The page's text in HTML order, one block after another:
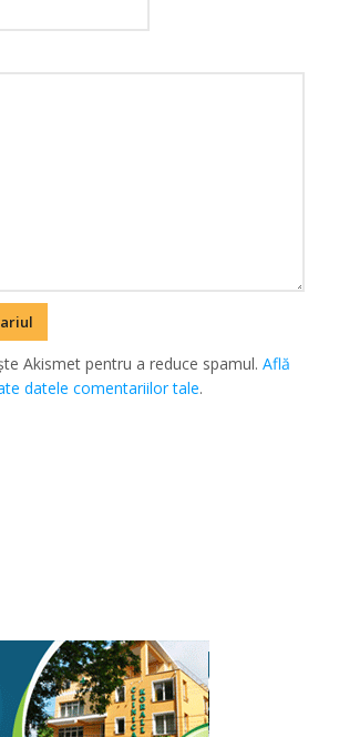
Akismet pentru a reduce spamul.Află
datele comentariilor tale.